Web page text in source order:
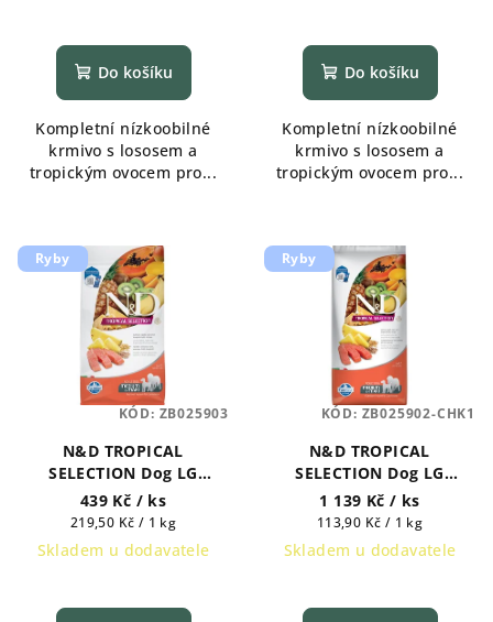
Do košíku
Kompletní nízkoobilné
krmivo s lososem a
tropickým ovocem pro...
Do košíku
Kompletní nízkoobilné
krmivo s lososem a
tropickým ovocem pro...
Ryby
N&D TROPICAL
SELECTION Dog LG
Salmon Adult Medium &
Maxi 2 kg
439 Kč / ks
Měrná
cena:
219,50 Kč / 1 kg
Skladem u dodavatele
KÓD: ZB025903
Ryby
N&D TROPICAL
SELECTION Dog LG
Salmon Adult Medium &
Maxi 10 kg
1 139 Kč / ks
Měrná
cena:
113,90 Kč / 1 kg
Skladem u dodavatele
KÓD: ZB025902-CHK1